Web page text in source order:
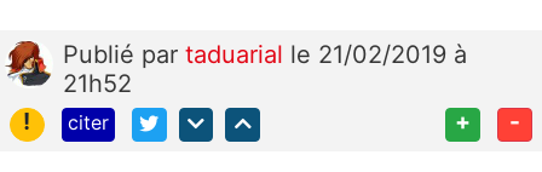
Publié par taduarial le 21/02/2019 à
21h52
!
citer + -